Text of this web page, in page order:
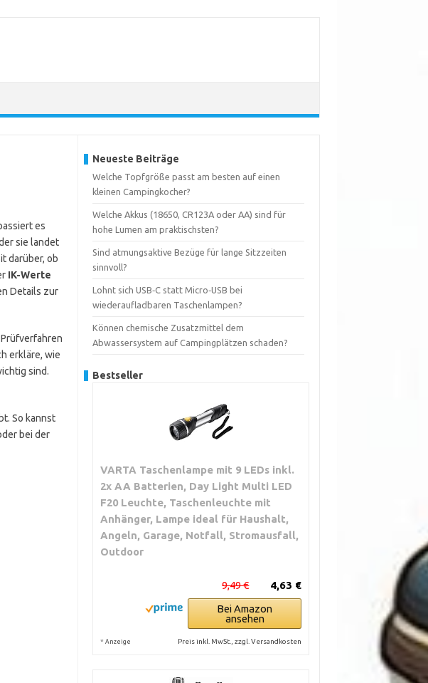
es
sie landet
darüber, ob
IK-Werte
Details zur
erkläre, wie
sind.
So kannst
bei der
Neueste Beiträge
Welche Topfgröße passt am besten auf einen
kleinen Campingkocher?
Welche Akkus (18650, CR123A oder AA) sind für
hohe Lumen am praktischsten?
Sind atmungsaktive Bezüge für lange Sitzzeiten
sinnvoll?
Lohnt sich USB‑C statt Micro‑USB bei
wiederaufladbaren Taschenlampen?
Können chemische Zusatzmittel dem
Abwassersystem auf Campingplätzen schaden?
Bestseller
VARTA Taschenlampe mit 9 LEDs inkl.
2x AA Batterien, Day Light Multi LED
F20 Leuchte, Taschenleuchte mit
Anhänger, Lampe ideal für Haushalt,
Angeln, Garage, Notfall, Stromausfall,
Outdoor
4,63 €
9,49 €
Bei Amazon
ansehen
* Anzeige Preis inkl. MwSt., zzgl. Versandkosten